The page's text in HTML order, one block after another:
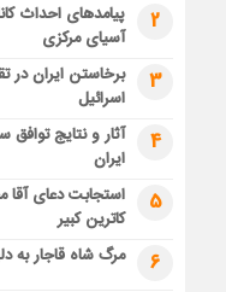
2
پیامدهای احداث
آسیای مرکزی
3
برخاستن ایران در
اسرائیل
4
آثار و نتایج توافق
ایران
5
استجابت دعای
کاترین کبیر
6 مرگ شاه قاجار به